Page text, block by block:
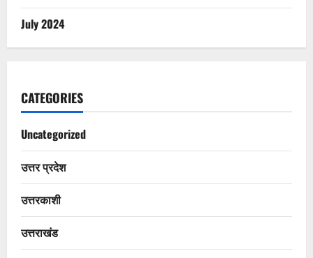
July 2024
CATEGORIES
Uncategorized
उत्तर प्रदेश
उत्तरकाशी
उत्तराखंड